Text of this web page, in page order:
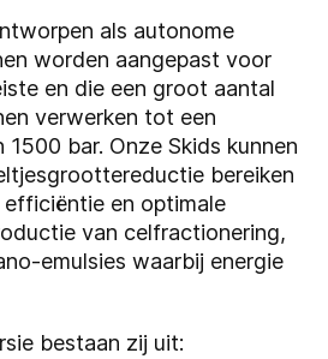
als autonome
worden aangepast voor
en die een groot aantal
verwerken tot een
1500 bar. Onze Skids kunnen
bereiken
efficiëntie en optimale
van celfractionering,
emulsies waarbij energie
bestaan zij uit: